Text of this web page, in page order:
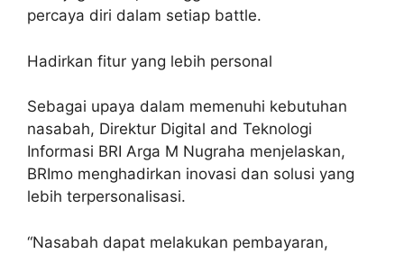
percaya diri dalam setiap battle.
Hadirkan fitur yang lebih personal
Sebagai upaya dalam memenuhi kebutuhan
nasabah, Direktur Digital and Teknologi
Informasi BRI Arga M Nugraha menjelaskan,
BRImo menghadirkan inovasi dan solusi yang
lebih terpersonalisasi.
“Nasabah dapat melakukan pembayaran,